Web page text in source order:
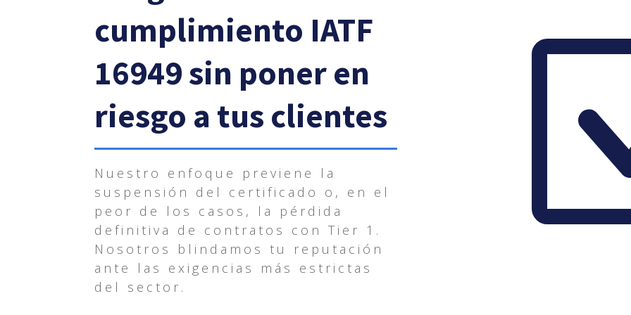
cumplimiento IATF
16949 sin poner en
riesgo a tus clientes
Nuestro enfoque previene la
suspensión del certificado o, en el
peor de los casos, la pérdida
definitiva de contratos con Tier 1.
Nosotros blindamos tu reputación
ante las exigencias más estrictas
del sector.